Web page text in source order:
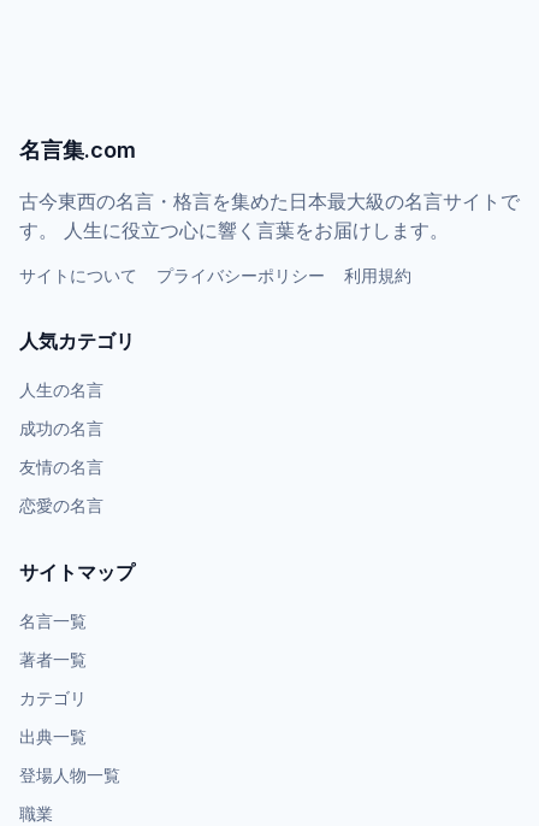
名言集.com
古今東西の名言・格言を集めた日本最大級の名言サイトで
す。 人生に役立つ心に響く言葉をお届けします。
サイトについて プライバシーポリシー 利用規約
人気カテゴリ
人生の名言
成功の名言
友情の名言
恋愛の名言
サイトマップ
名言一覧
著者一覧
カテゴリ
出典一覧
登場人物一覧
職業